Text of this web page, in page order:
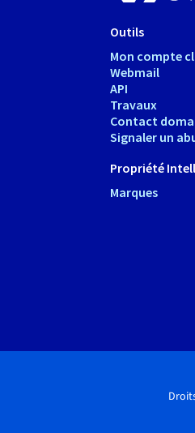
Outils
Mon compte
Webmail
API
Travaux
Contact
Signaler un
Propriété
Marques